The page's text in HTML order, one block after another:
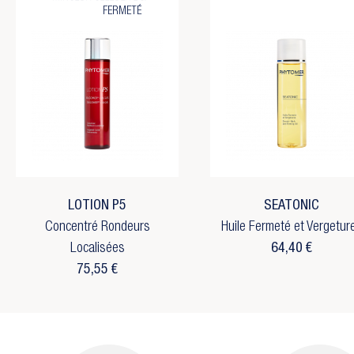
FERMETÉ
LOTION P5
Concentré Rondeurs
Localisées
75,55 €
SEATONIC
Huile Fermeté et
64,40 €